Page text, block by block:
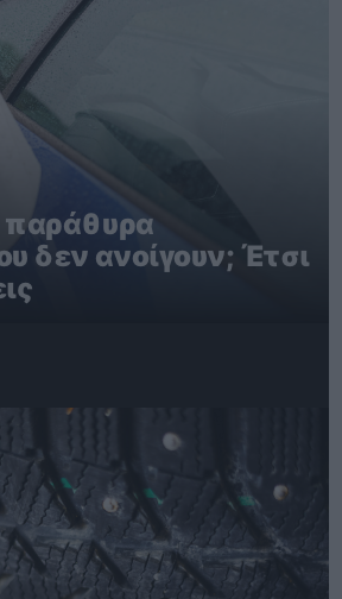
παράθυρα
δεν ανοίγουν; Έτσι